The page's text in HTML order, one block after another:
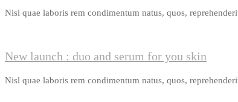
Nisl quae laboris rem condimentum natus, quos,
New launch : duo and serum for you skin
Nisl quae laboris rem condimentum natus, quos,